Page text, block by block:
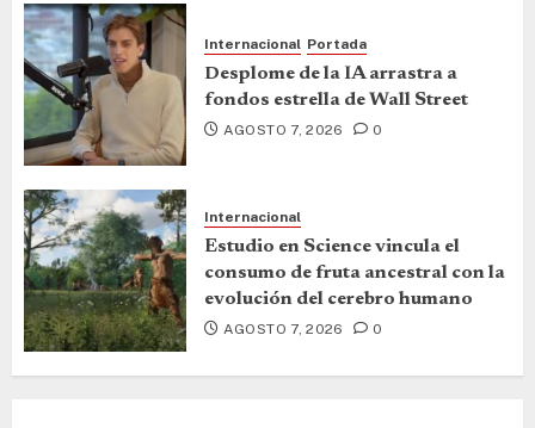
Internacional Portada
Desplome de la IA arrastra a
fondos estrella de Wall Street
AGOSTO 7, 2026 0
Internacional
Estudio en Science vincula el
consumo de fruta ancestral con la
evolución del cerebro humano
AGOSTO 7, 2026 0